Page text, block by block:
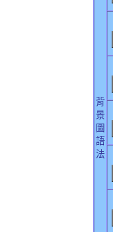
背
景
圖
語
法